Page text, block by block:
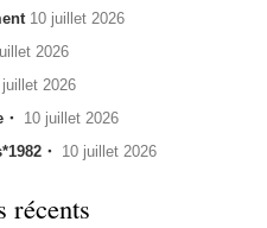
10 juillet 2026
2026
juillet 2026
10 juillet 2026
・ 10 juillet 2026
récents